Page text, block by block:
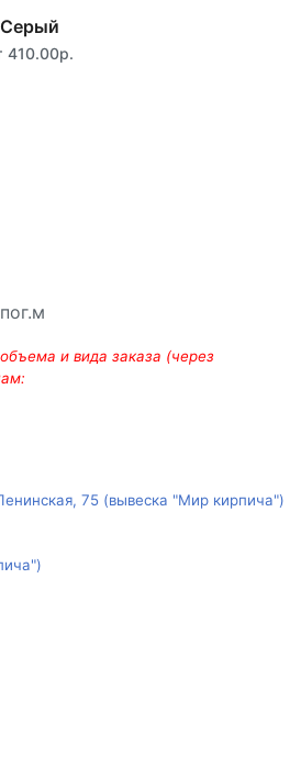
Серый
410.00р.
и вида заказа (через
75 (вывеска "Мир кирпича")